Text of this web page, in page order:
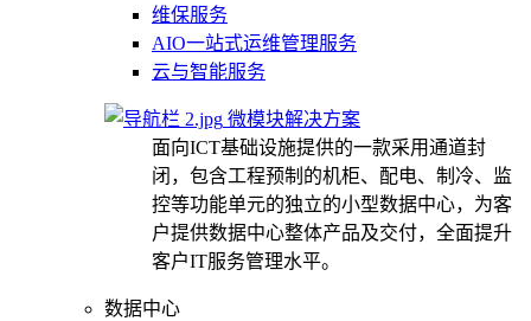
维保服务
AIO一站式运维管理服务
云与智能服务
微模块解决方案
面向ICT基础设施提供的一款采用通道封
闭，包含工程预制的机柜、配电、制冷、监
控等功能单元的独立的小型数据中心，为客
户提供数据中心整体产品及交付，全面提升
客户IT服务管理水平。
数据中心